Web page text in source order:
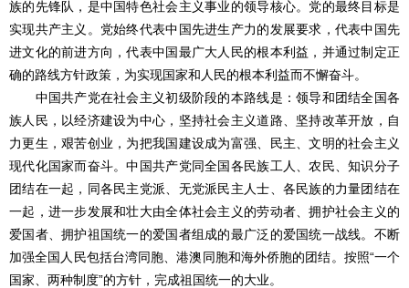
族的先锋队，是中国特色社会主义事业的领导核心。党的最终目标是
实现共产主义。党始终代表中国先进生产力的发展要求，代表中国先
进文化的前进方向，代表中国最广大人民的根本利益，并通过制定正
确的路线方针政策，为实现国家和人民的根本利益而不懈奋斗。
中国共产党在社会主义初级阶段的本路线是：领导和团结全国各
族人民，以经济建设为中心，坚持社会主义道路、坚持改革开放，自
力更生，艰苦创业，为把我国建设成为富强、民主、文明的社会主义
现代化国家而奋斗。中国共产党同全国各民族工人、农民、知识分子
团结在一起，同各民主党派、无党派民主人士、各民族的力量团结在
一起，进一步发展和壮大由全体社会主义的劳动者、拥护社会主义的
爱国者、拥护祖国统一的爱国者组成的最广泛的爱国统一战线。不断
加强全国人民包括台湾同胞、港澳同胞和海外侨胞的团结。按照“一个
国家、两种制度”的方针，完成祖国统一的大业。